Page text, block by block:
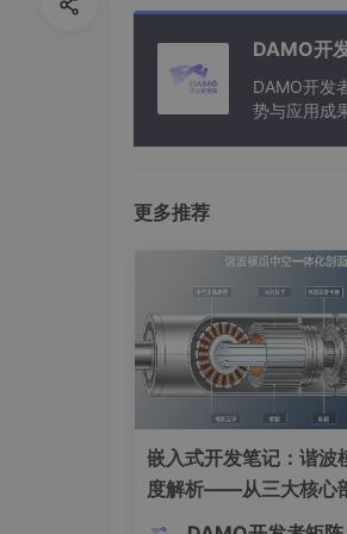
转换思路
对于计算机来说“负数”
文章的开头有一个限制
那么在时钟的世界里，
这就是一个从减法转化
知道这个方法后，我们
（！注意，这个时候我
4个bit如果都用来存正
16 - 2 = 14
14的二进制是 1110
DAMO开
DAMO开发
势与应用成
更多推荐
嵌入式开发笔记：谐波
度解析——从三大核心
化关节的完全指南